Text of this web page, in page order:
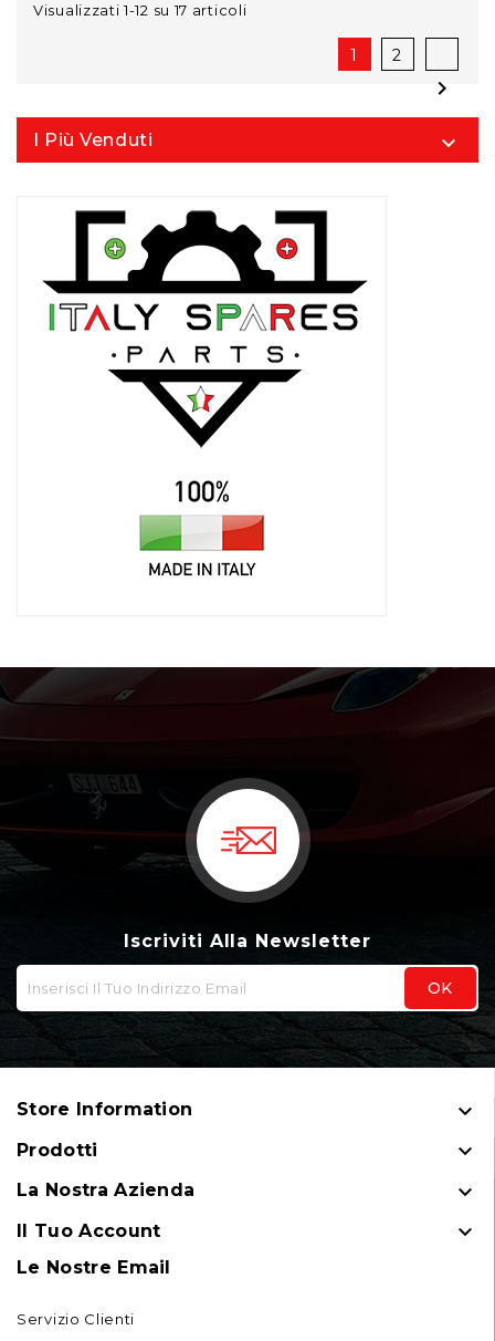
Visualizzati 1-12 su 17 articoli
1 2

I Più Venduti 
Iscriviti Alla Newsletter
Store Information 
Prodotti 
La Nostra Azienda 
Il Tuo Account 
Le Nostre Email
Servizio Clienti